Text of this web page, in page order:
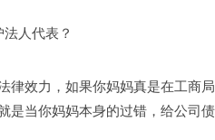
人代表？
效力，如果你妈妈真是在工商
是当你妈妈本身的过错，给公司